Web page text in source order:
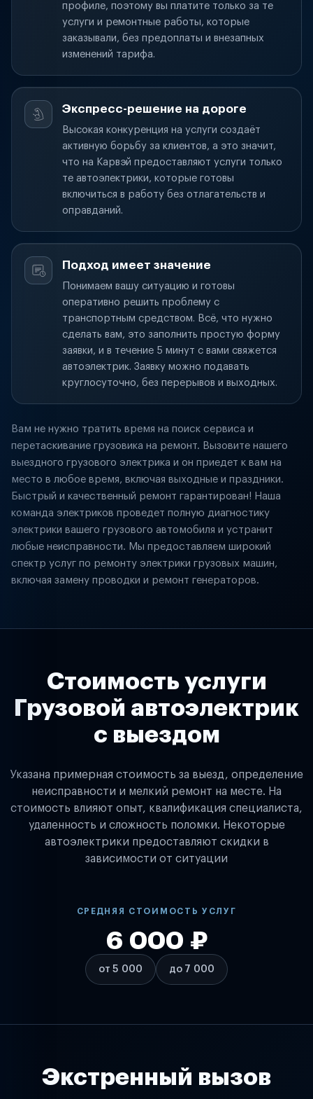
профиле, поэтому вы платите только за те
услуги и ремонтные работы, которые
заказывали, без предоплаты и внезапных
изменений тарифа.
Экспресс-решение на дороге
Высокая конкуренция на услуги создаёт
активную борьбу за клиентов, а это значит,
что на Карвэй предоставляют услуги только
те автоэлектрики, которые готовы
включиться в работу без отлагательств и
оправданий.
Подход имеет значение
Понимаем вашу ситуацию и готовы
оперативно решить проблему с
транспортным средством. Всё, что нужно
сделать вам, это заполнить простую форму
заявки, и в течение 5 минут с вами свяжется
автоэлектрик. Заявку можно подавать
круглосуточно, без перерывов и выходных.
Вам не нужно тратить время на поиск сервиса и
перетаскивание грузовика на ремонт. Вызовите нашего
выездного грузового электрика и он приедет к вам на
место в любое время, включая выходные и праздники.
Быстрый и качественный ремонт гарантирован! Наша
команда электриков проведет полную диагностику
электрики вашего грузового автомобиля и устранит
любые неисправности. Мы предоставляем широкий
спектр услуг по ремонту электрики грузовых машин,
включая замену проводки и ремонт генераторов.
Стоимость услуги
Грузовой автоэлектрик
с выездом
Указана примерная стоимость за выезд, определение
неисправности и мелкий ремонт на месте. На
стоимость влияют опыт, квалификация специалиста,
удаленность и сложность поломки. Некоторые
автоэлектрики предоставляют скидки в
зависимости от ситуации
СРЕДНЯЯ СТОИМОСТЬ УСЛУГ
от 5 000
6 000 ₽
до 7 000
Экстренный вызов